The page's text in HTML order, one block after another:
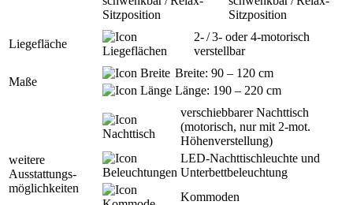
Sitzposition
Liegefläche
2- / 3- oder 4-motorisch
verstellbar
Maße
Breite: 90 – 120 cm
Länge: 190 – 220 cm
weitere
Ausstattungs­
möglichkeiten
verschiebbarer Nachttisch
(motorisch, nur mit 2-mot.
Höhenverstellung)
LED-Nachttischleuchte und
Unterbettbeleuchtung
Kommoden